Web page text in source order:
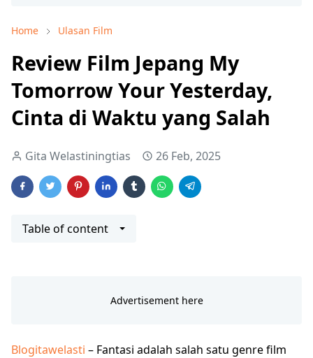
Home Ulasan Film
Review Film Jepang My
Tomorrow Your Yesterday,
Cinta di Waktu yang Salah
Gita Welastiningtias 26 Feb, 2025
Table of content
Blogitawelasti – Fantasi adalah salah satu genre film